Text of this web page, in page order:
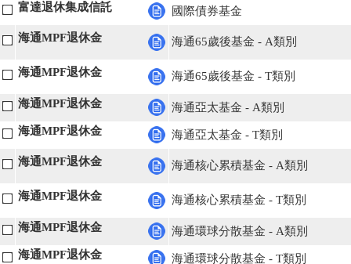
富達退休集成信託 國際債券基金
海通MPF退休金 海通65歲後基金 - A類別
海通MPF退休金 海通65歲後基金 - T類別
海通MPF退休金
海通亞太基金 - A類別
海通MPF退休金
海通亞太基金 - T類別
海通MPF退休金 海通核心累積基金 - A類別
海通MPF退休金 海通核心累積基金 - T類別
海通MPF退休金
海通環球分散基金 - A類別
海通MPF退休金
海通環球分散基金 - T類別